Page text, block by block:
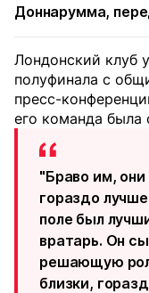
Доннарумма,
Лондонский клуб
полуфинала с
пресс-
его команда была
"Браво им,
гораздо
поле был
вратарь. Он
решающую
близки,